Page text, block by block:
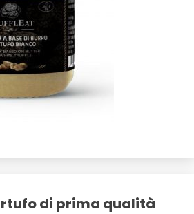
di prima qualità